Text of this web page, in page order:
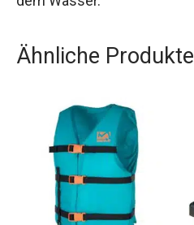
Ähnliche Produkte